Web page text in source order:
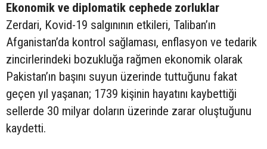
Ekonomik ve diplomatik cephede zorluklar
Zerdari, Kovid-19 salgınının etkileri, Taliban’ın
Afganistan’da kontrol sağlaması, enflasyon ve tedarik
zincirlerindeki bozukluğa rağmen ekonomik olarak
Pakistan’ın başını suyun üzerinde tuttuğunu fakat
geçen yıl yaşanan; 1739 kişinin hayatını kaybettiği
sellerde 30 milyar doların üzerinde zarar oluştuğunu
kaydetti.